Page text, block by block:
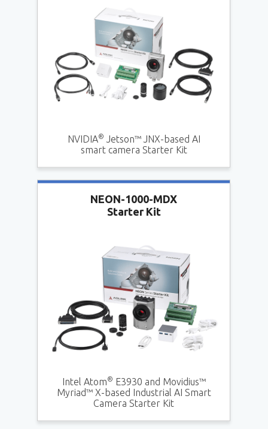
NVIDIA® Jetson™ JNX-based AI
smart camera Starter Kit
NEON-1000-MDX
Starter Kit
Intel Atom® E3930 and Movidius™
Myriad™ X-based Industrial AI Smart
Camera Starter Kit